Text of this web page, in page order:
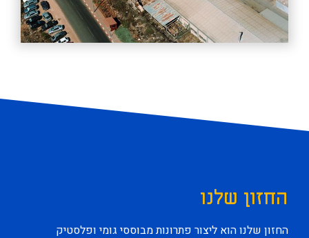
החזון שלנו
החזון שלנו הוא ליצור פתרונות מבוססי גומי ופלסטיק